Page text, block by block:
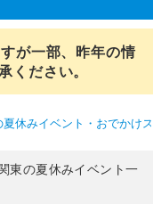
が一部、昨年の情
ください。
夏休みイベント・おでかけ
東の夏休みイベント一